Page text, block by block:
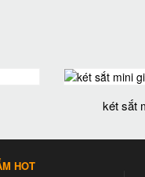
két sắt
HOT